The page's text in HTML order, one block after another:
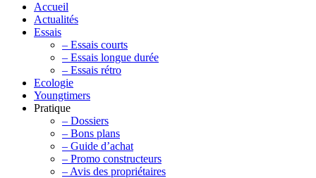
Accueil
Actualités
Essais
– Essais courts
– Essais longue durée
– Essais rétro
Ecologie
Youngtimers
Pratique
– Dossiers
– Bons plans
– Guide d’achat
– Promo constructeurs
– Avis des propriétaires